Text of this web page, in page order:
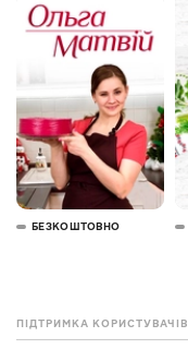
БЕЗКОШТОВНО
ПІДТРИМКА КОРИСТУВАЧІВ